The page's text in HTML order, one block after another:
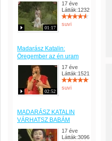
01:17
17 éve
Látták:1232
suvi
Madarász Katalin:
Öregember az én uram
02:52
17 éve
Látták:1521
suvi
MADARÁSZ KATALIN
VÁRHATSZ BABÁM
17 éve
Látták:3096